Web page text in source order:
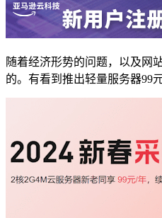
随着经济形势的问题，以及网
的。有看到推出轻量服务器99